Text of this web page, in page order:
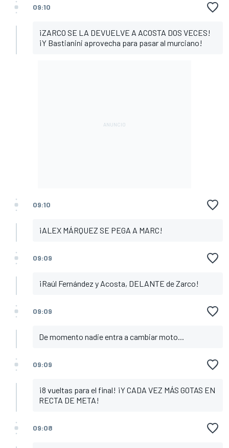
09:10
¡ZARCO SE LA DEVUELVE A ACOSTA DOS VECES!
¡Y Bastianini aprovecha para pasar al murciano!
09:10
¡ALEX MÁRQUEZ SE PEGA A MARC!
09:09
¡Raúl Fernández y Acosta, DELANTE de Zarco!
09:09
De momento nadie entra a cambiar moto...
09:09
¡8 vueltas para el final! ¡Y CADA VEZ MÁS GOTAS EN
RECTA DE META!
09:08